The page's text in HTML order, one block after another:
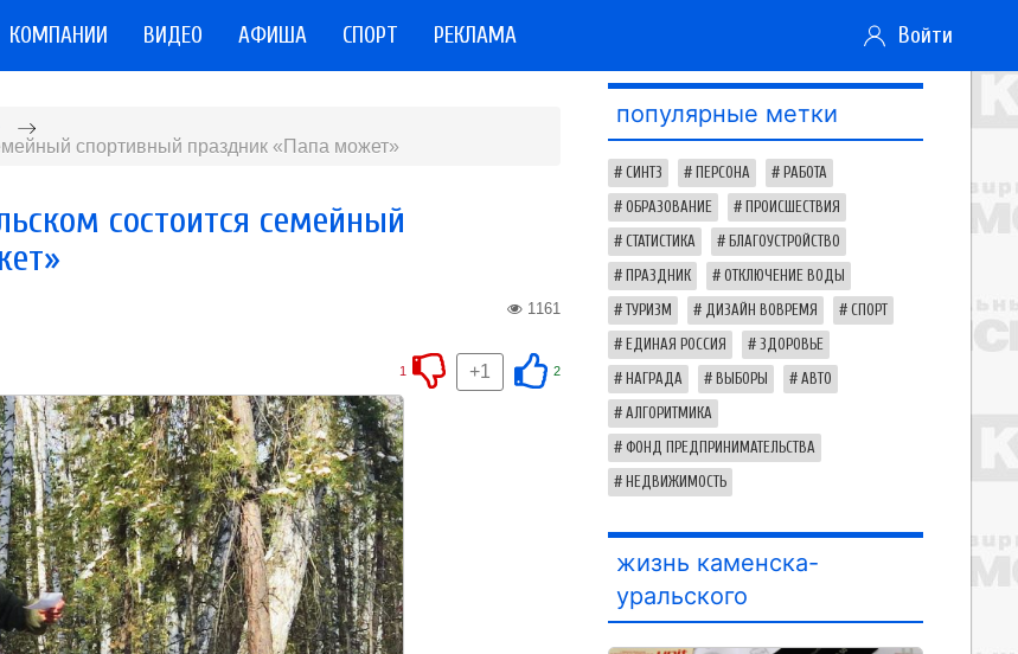
КОМПАНИИ ВИДЕО АФИША СПОРТ РЕКЛАМА Войти
спортивный праздник «Папа может»
состоится семейный
1161
2
+1
1
популярные метки
СИНТЗ ПЕРСОНА РАБОТА
ОБРАЗОВАНИЕ ПРОИСШЕСТВИЯ
СТАТИСТИКА БЛАГОУСТРОЙСТВО
ПРАЗДНИК ОТКЛЮЧЕНИЕ ВОДЫ
ТУРИЗМ ДИЗАЙН ВОВРЕМЯ СПОРТ
ЕДИНАЯ РОССИЯ ЗДОРОВЬЕ
НАГРАДА ВЫБОРЫ АВТО
АЛГОРИТМИКА
ФОНД ПРЕДПРИНИМАТЕЛЬСТВА
НЕДВИЖИМОСТЬ
жизнь каменска-
уральского